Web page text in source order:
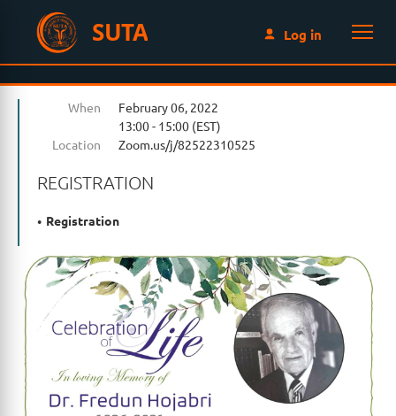
SUTA Log in
When
February 06, 2022
13:00 - 15:00 (EST)
Location
Zoom.us/j/82522310525
REGISTRATION
Registration